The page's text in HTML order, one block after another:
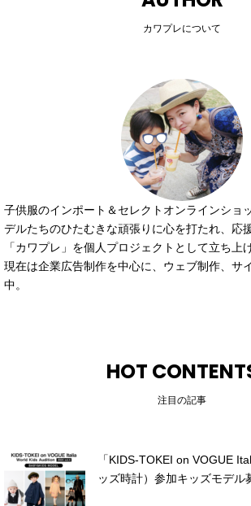
カワプレについて
子供服のインポート＆セレクトオンラインショ
デルたちのひたむきな頑張りに心を打たれ、応
「カワプレ」を個人プロジェクトとして立ち上げ
現在は企業広告制作を中心に、ウェブ制作、サ
中。
HOT
注目の記事
「KIDS-TOKEI on VOGUE
ッズ時計）参加キッズモデル